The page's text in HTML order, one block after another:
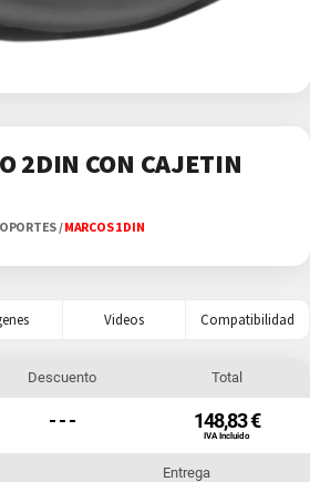
2DIN CON CAJETIN
/MARCOS 1 DIN
Videos Compatibilidad
Descuento
- - -
Total
148,83 €
IVA Incluido
Entrega